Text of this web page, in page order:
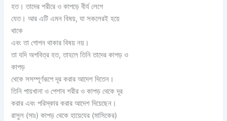
হত। তাদের শরীরে ও কাপড়ে বীর্য লেগে
যেত। আর এটি এমন বিষয়, যা সকলেরই হয়ে
থাকে
এবং তা গোপন থাকার বিষয় নয়।
তা যদি অপবিত্র হত, তাহলে তিনি তাদের কাপড় ও
কাপড়
থেকে সসম্পূর্ণরূপে দূর করার আদেশ দিতেন।
তিনি পায়খানা ও পেশাব শরীর ও কাপড় থেকে দূর
করার এবং পরিস্কার করার আদেশ দিয়েছেন।
রাসুল (সাঃ) কাপড় থেকে হায়েযের (মাসিকের)